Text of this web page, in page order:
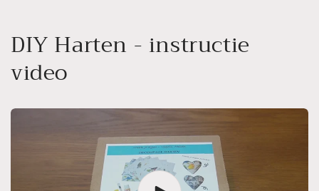
DIY Harten - instructie
video